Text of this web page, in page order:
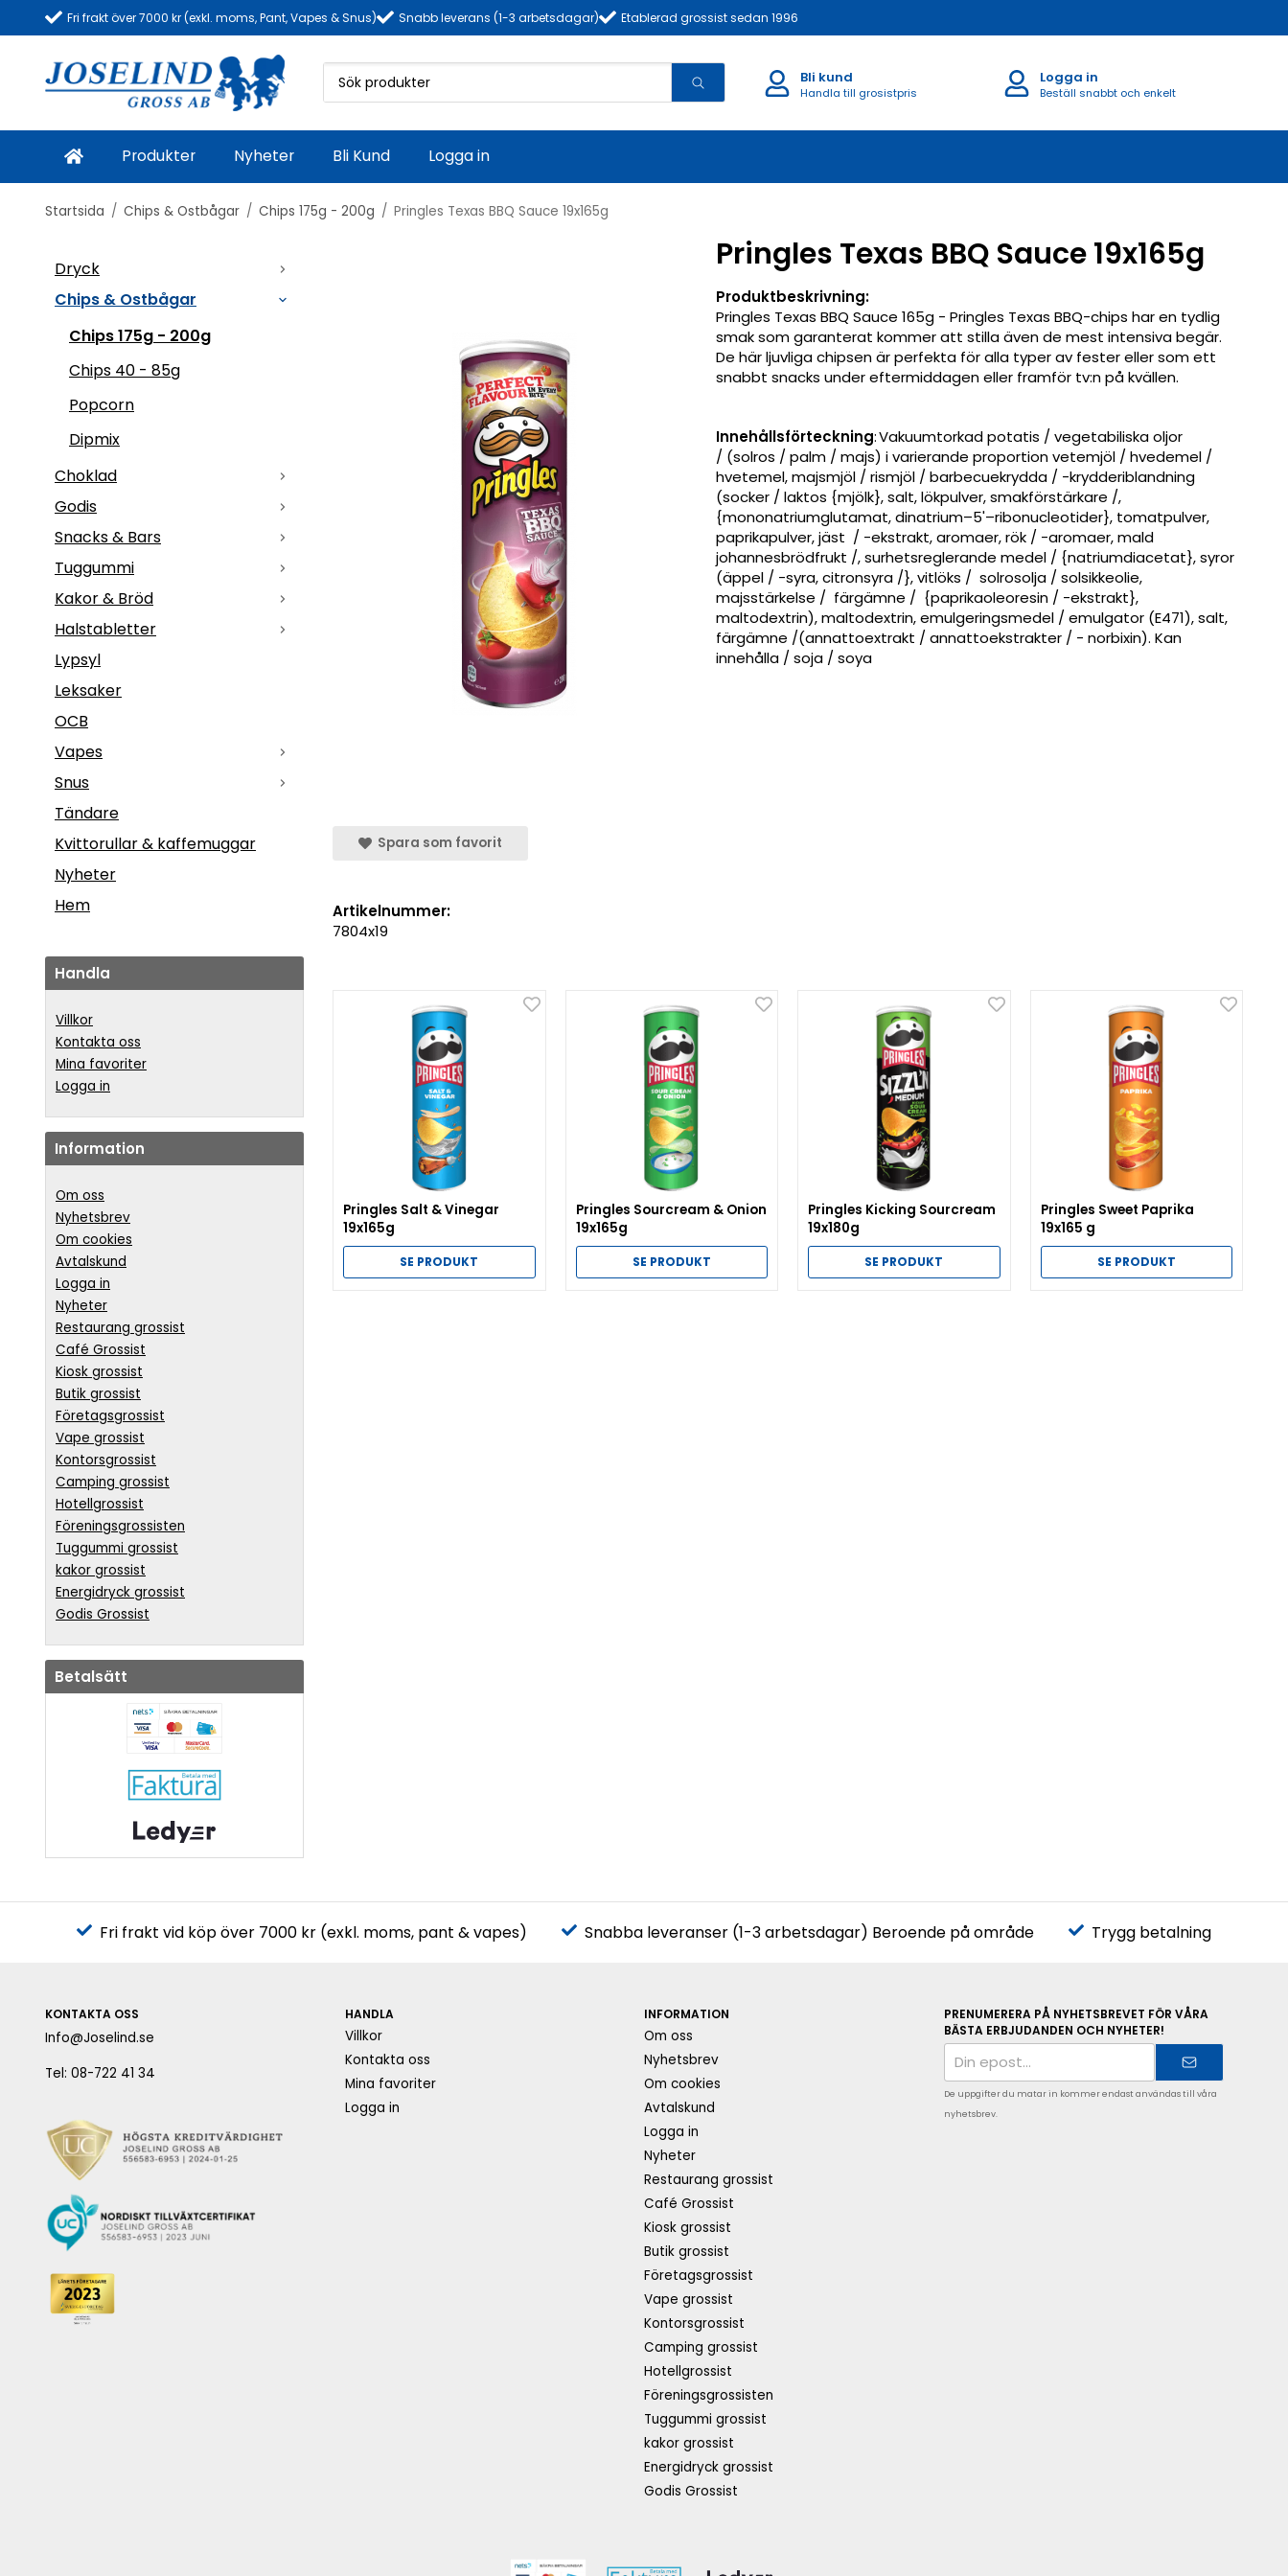
Fri frakt över 7000 kr (exkl. moms, Pant, Vapes & Snus) Snabb leverans (1-3 arbetsdagar) Etablerad grossist sedan 1996
Bli kund
Handla till grosistpris
Logga in
Beställ snabbt och enkelt
Produkter Nyheter Bli Kund Logga in
Startsida / Chips & Ostbågar / Chips 175g - 200g / Pringles Texas BBQ Sauce 19x165g
Dryck
Chips & Ostbågar
Chips 175g - 200g
Chips 40 - 85g
Popcorn
Dipmix
Choklad
Godis
Snacks & Bars
Tuggummi
Kakor & Bröd
Halstabletter
Lypsyl
Leksaker
OCB
Vapes
Snus
Tändare
Kvittorullar & kaffemuggar
Nyheter
Hem
Handla
Villkor
Kontakta oss
Mina favoriter
Logga in
Information
Om oss
Nyhetsbrev
Om cookies
Avtalskund
Logga in
Nyheter
Restaurang grossist
Café Grossist
Kiosk grossist
Butik grossist
Företagsgrossist
Vape grossist
Kontorsgrossist
Camping grossist
Hotellgrossist
Föreningsgrossisten
Tuggummi grossist
kakor grossist
Energidryck grossist
Godis Grossist
Betalsätt
Pringles Texas BBQ Sauce 19x165g
Produktbeskrivning:
Pringles Texas BBQ Sauce 165g - Pringles Texas BBQ-chips har en tydlig
smak som garanterat kommer att stilla även de mest intensiva begär.
De här ljuvliga chipsen är perfekta för alla typer av fester eller som ett
snabbt snacks under eftermiddagen eller framför tv:n på kvällen.
Innehållsförteckning:Vakuumtorkad potatis / vegetabiliska oljor
/ (solros / palm / majs) i varierande proportion vetemjöl / hvedemel /
hvetemel, majsmjöl / rismjöl / barbecuekrydda / -krydderiblandning
(socker / laktos {mjölk}, salt, lökpulver, smakförstärkare /,
{mononatriumglutamat, dinatrium–5'–ribonucleotider}, tomatpulver,
paprikapulver, jäst / -ekstrakt, aromaer, rök / -aromaer, mald
johannesbrödfrukt /, surhetsreglerande medel / {natriumdiacetat}, syror
(äppel / -syra, citronsyra /}, vitlöks / solrosolja / solsikkeolie,
majsstärkelse / färgämne / {paprikaoleoresin / -ekstrakt},
maltodextrin), maltodextrin, emulgeringsmedel / emulgator (E471), salt,
färgämne /(annattoextrakt / annattoekstrakter / - norbixin). Kan
innehålla / soja / soya
Spara som favorit
Artikelnummer:
7804x19
Pringles Salt & Vinegar
19x165g
SE PRODUKT
Pringles Sourcream & Onion
19x165g
SE PRODUKT
Pringles Kicking Sourcream
19x180g
SE PRODUKT
Pringles Sweet Paprika
19x165 g
SE PRODUKT
Fri frakt vid köp över 7000 kr (exkl. moms, pant & vapes) Snabba leveranser (1-3 arbetsdagar) Beroende på område Trygg betalning
KONTAKTA OSS
Info@Joselind.se
Tel: 08-722 41 34
HANDLA
Villkor
Kontakta oss
Mina favoriter
Logga in
INFORMATION
Om oss
Nyhetsbrev
Om cookies
Avtalskund
Logga in
Nyheter
Restaurang grossist
Café Grossist
Kiosk grossist
Butik grossist
Företagsgrossist
Vape grossist
Kontorsgrossist
Camping grossist
Hotellgrossist
Föreningsgrossisten
Tuggummi grossist
kakor grossist
Energidryck grossist
Godis Grossist
PRENUMERERA PÅ NYHETSBREVET FÖR VÅRA
BÄSTA ERBJUDANDEN OCH NYHETER!
E-
postadress
De uppgifter du matar in kommer endast användas till våra
nyhetsbrev.